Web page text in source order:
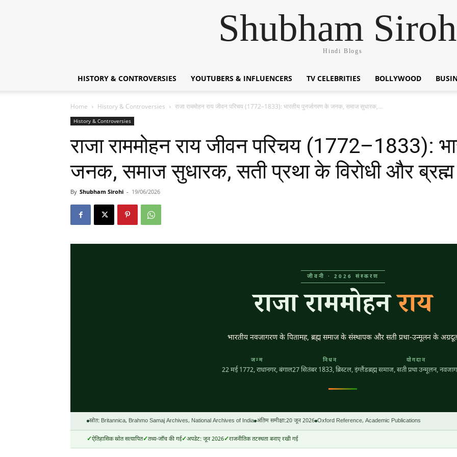
Shubham
Hindi Blogs
HISTORY & CONTROVERSIES YOUTUBERS & INFLUENCERS TV CELEBRITIES BOLLYWOOD
Home History & Controversies राजा राममोहन राय जीवन परिचय (1772–1833): भारतीय पुनर्जागरण के जनक, समाज सुधारक,...
History & Controversies
राजा राममोहन राय जीवन परिचय (1772–1833):
जनक, समाज सुधारक, सती प्रथा के विरोधी और
By Shubham Sirohi - 19/06/2026
जीवनी · 2026 संस्करण
राजा राममोहनराय
भारतीय नवजागरण के पितामह, ब्रह्म समाज के संस्थापक और सती प्रथा-उन्मूलन के
जन्म
22 मई 1772, राधानगर, बंगाल
निधन
27 सितंबर 1833, ब्रिस्टल, इंग्लैंड
योगदान
ब्रह्म समाज, सती प्रथा उन्मूलन,
स्रोत: Britannica, Brahmo Samaj Archives, National Archives of India अंतिम समीक्षा:20 जून 2026 Oxford Reference, Academic Publications
ऐतिहासिक स्रोत सत्यापित तथ्य-जाँच की गई अपडेट: जून 2026 राजनीतिक तटस्थता बनाए रखी गई